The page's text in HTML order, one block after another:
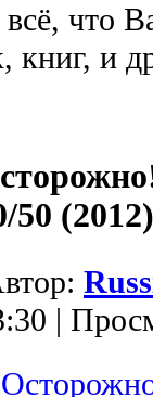
что
книг, и
50 (2012)
|